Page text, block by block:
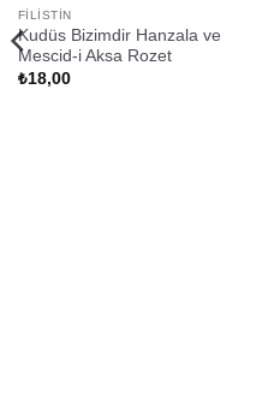
FILISTIN
Kudüs Bizimdir Hanzala ve
Mescid-i Aksa Rozet
₺18,00